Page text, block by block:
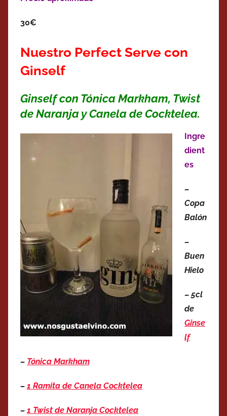
30€
Nuestro Perfect Serve con
Ginself
Ginself con Tónica Markham, Twist
de Naranja y Canela de Cocktelea.
Ingre
dient
es
–
Copa
Balón
–
Buen
Hielo
– 5cl
de
Ginse
lf
– Tónica Markham
– 1 Ramita de Canela Cocktelea
– 1 Twist de Naranja Cocktelea